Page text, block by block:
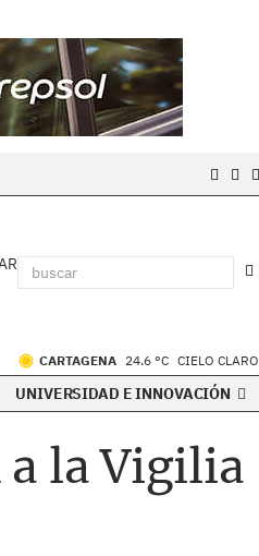
CARTAGENA 24.6 °C CIELO CLARO
UNIVERSIDAD E INNOVACIÓN
a la Vigilia